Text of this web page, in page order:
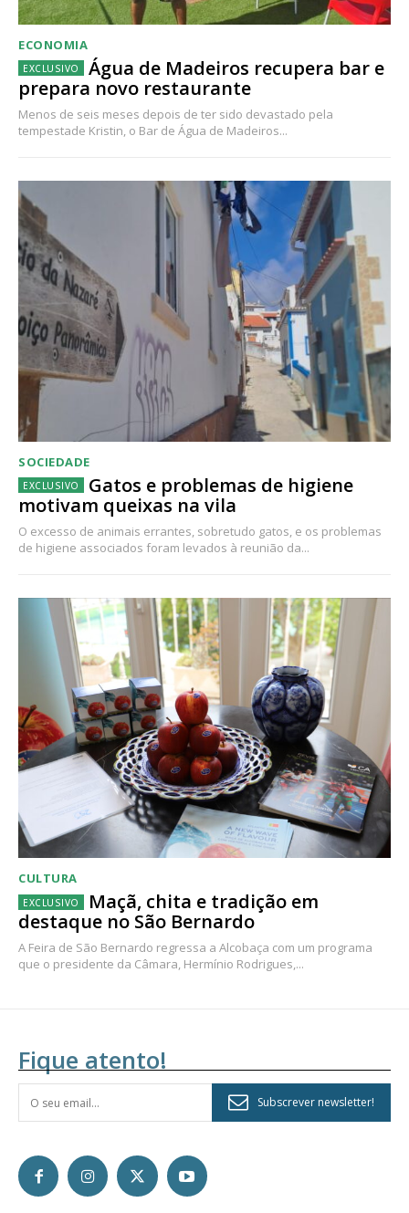
ECONOMIA
Água de Madeiros recupera bar e
prepara novo restaurante
Menos de seis meses depois de ter sido devastado pela
tempestade Kristin, o Bar de Água de Madeiros...
SOCIEDADE
Gatos e problemas de higiene
motivam queixas na vila
O excesso de animais errantes, sobretudo gatos, e os problemas
de higiene associados foram levados à reunião da...
CULTURA
Maçã, chita e tradição em
destaque no São Bernardo
A Feira de São Bernardo regressa a Alcobaça com um programa
que o presidente da Câmara, Hermínio Rodrigues,...
Fique atento!
Subscrever newsletter!